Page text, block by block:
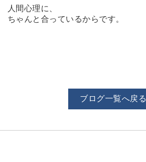
人間心理に、
ちゃんと合っているからです。
ブログ一覧へ戻る